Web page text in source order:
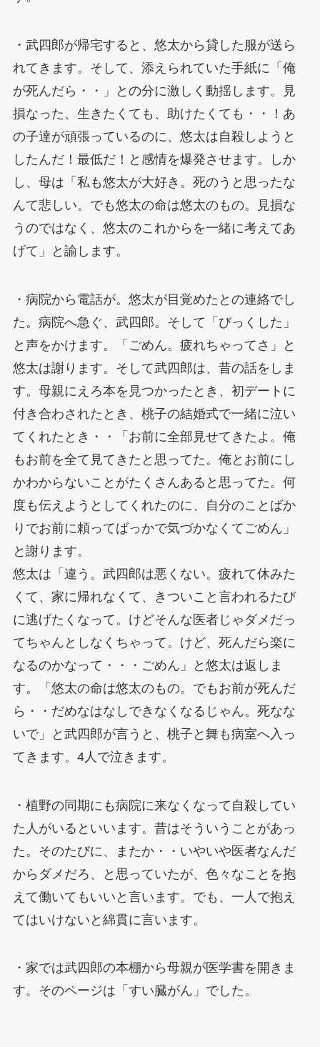
・武四郎が帰宅すると、悠太から貸した服が送ら
れてきます。そして、添えられていた手紙に「俺
が死んだら・・」との分に激しく動揺します。見
損なった、生きたくても、助けたくても・・！あ
の子達が頑張っているのに、悠太は自殺しようと
したんだ！最低だ！と感情を爆発させます。しか
し、母は「私も悠太が大好き。死のうと思ったな
んて悲しい。でも悠太の命は悠太のもの。見損な
うのではなく、悠太のこれからを一緒に考えてあ
げて」と諭します。
・病院から電話が。悠太が目覚めたとの連絡でし
た。病院へ急ぐ、武四郎。そして「びっくした」
と声をかけます。「ごめん。疲れちゃってさ」と
悠太は謝ります。そして武四郎は、昔の話をしま
す。母親にえろ本を見つかったとき、初デートに
付き合わされたとき、桃子の結婚式で一緒に泣い
てくれたとき・・「お前に全部見せてきたよ。俺
もお前を全て見てきたと思ってた。俺とお前にし
かわからないことがたくさんあると思ってた。何
度も伝えようとしてくれたのに、自分のことばか
りでお前に頼ってばっかで気づかなくてごめん」
と謝ります。
悠太は「違う。武四郎は悪くない。疲れて休みた
くて、家に帰れなくて、きついこと言われるたび
に逃げたくなって。けどそんな医者じゃダメだっ
てちゃんとしなくちゃって。けど、死んだら楽に
なるのかなって・・・ごめん」と悠太は返しま
す。「悠太の命は悠太のもの。でもお前が死んだ
ら・・だめなはなしできなくなるじゃん。死なな
いで」と武四郎が言うと、桃子と舞も病室へ入っ
てきます。4人で泣きます。
・植野の同期にも病院に来なくなって自殺してい
た人がいるといいます。昔はそういうことがあっ
た。そのたびに、またか・・いやいや医者なんだ
からダメだろ、と思っていたが、色々なことを抱
えて働いてもいいと言います。でも、一人で抱え
てはいけないと綿貫に言います。
・家では武四郎の本棚から母親が医学書を開きま
す。そのページは「すい臓がん」でした。